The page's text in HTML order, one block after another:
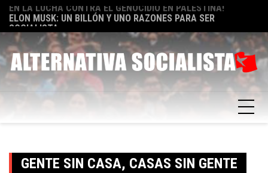
Skip
content
ELON MUSK: UN BILLÓN Y UNO RAZONES PARA SER
SOCIALISTA
GENTE SIN CASA, CASAS SIN GENTE